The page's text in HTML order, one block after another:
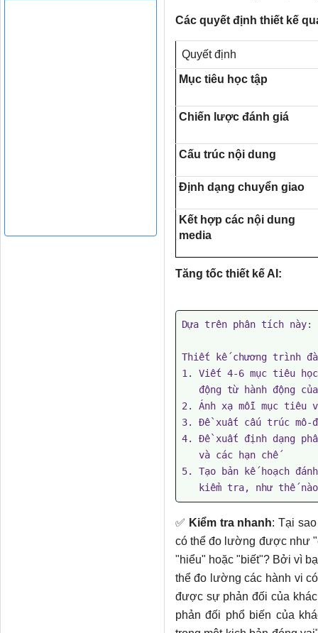
Các quyết định thiết kế
Quyết định
Mục tiêu học tập
Chiến lược đánh giá
Cấu trúc nội dung
Định dạng chuyển giao
Kết hợp các nội dung
media
Tăng tốc thiết kế AI:
Dựa trên phân tích
Thiết kế chương trình
1. Viết 4-6 mục tiêu
2. Ánh xạ mỗi mục tiêu
3. Đề xuất cấu trúc
4. Đề xuất định dạng
5. Tạo bản kế hoạch
kiểm tra, như thế
✅ Kiểm tra nhanh: Tại
có thể đo lường được như
"hiểu" hoặc "biết"? Bởi vì
thể đo lường các hành vi
được sự phản đối của
phản đối phổ biến của